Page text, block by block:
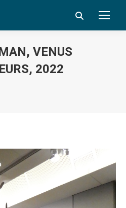
Search:
VENUS
2022